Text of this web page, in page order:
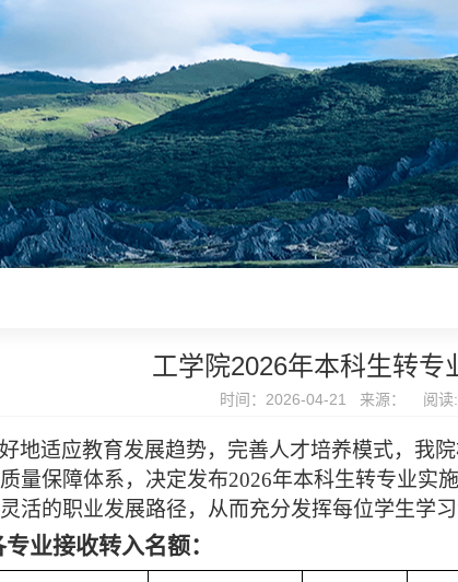
工学院2026年本科生转专
时间：2026-04-21 来源： 阅读:
地适应教育发展趋势，完善人才培养模式，我
量保障体系，决定发布2026年本科生转专业实
活的职业发展路径，从而充分发挥每位学生学习
专业接收转入名额：